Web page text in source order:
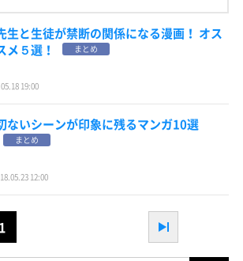
生と生徒が禁断の関係になる漫画！ オス
メ５選！
まとめ
19:00
ないシーンが印象に残るマンガ10選
まとめ
12:00
1